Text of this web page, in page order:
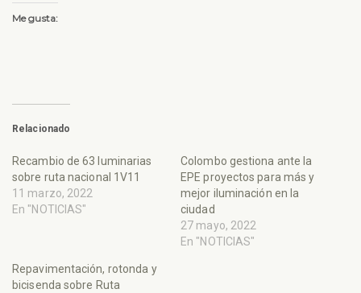
Me gusta:
Relacionado
Recambio de 63 luminarias
sobre ruta nacional 1V11
11 marzo, 2022
En "NOTICIAS"
Colombo gestiona ante la
EPE proyectos para más y
mejor iluminación en la
ciudad
27 mayo, 2022
En "NOTICIAS"
Repavimentación, rotonda y
bicisenda sobre Ruta